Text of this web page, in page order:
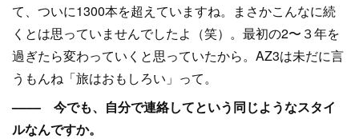
て、ついに1300本を超えていますね。まさかこんなに続
くとは思っていませんでしたよ（笑）。最初の2〜３年を
過ぎたら変わっていくと思っていたから。AZ3は未だに言
うもんね「旅はおもしろい」って。
–––– 今でも、自分で連絡してという同じようなスタイ
ルなんですか。